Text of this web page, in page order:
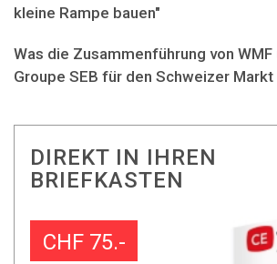
kleine Rampe bauen"
Was die Zusammenführung von WMF
Groupe SEB für den Schweizer
DIREKT IN IHREN
BRIEFKASTEN
CHF 75.-